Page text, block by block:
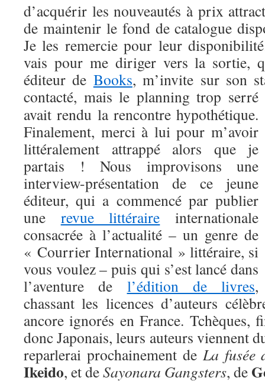
d’acquérir les nouveautés à prix
de maintenir le fond de catalogue
Je les remercie pour leur
vais pour me diriger vers la sortie,
éditeur de Books, m’invite sur son
contacté, mais le planning trop serré
avait rendu la rencontre hypothétique.
Finalement, merci à lui pour m’avoir
littéralement attrappé alors que je
partais ! Nous improvisons une
interview-présentation de ce jeune
éditeur, qui a commencé par publier
une revue littéraire internationale
consacrée à l’actualité – un genre de
« Courrier International » littéraire, si
vous voulez – puis qui s’est lancé dans
l’aventure de l’édition de livres,
chassant les licences d’auteurs
ancore ignorés en France. Tchèques,
donc Japonais, leurs auteurs viennent
reparlerai prochainement de La fusée
Ikeido, et deSayonara Gangsters, de